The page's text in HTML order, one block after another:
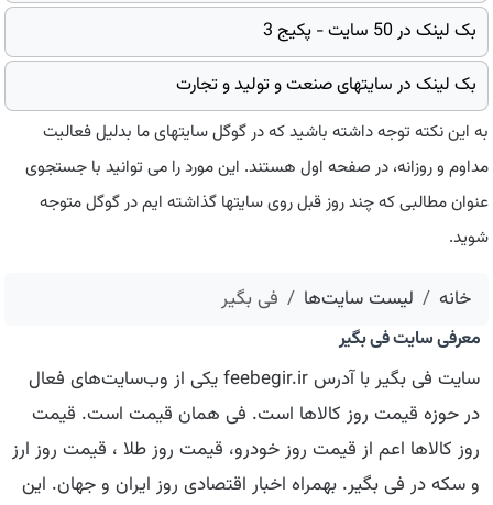
بک لینک در 50 سایت - پکیج 3
بک لینک در سایتهای صنعت و تولید و تجارت
به این نکته توجه داشته باشید که در گوگل سایتهای ما بدلیل فعالیت
مداوم و روزانه، در صفحه اول هستند. این مورد را می توانید با جستجوی
عنوان مطالبی که چند روز قبل روی سایتها گذاشته ایم در گوگل متوجه
شوید.
خانه لیست سایت‌ها فی بگیر
معرفی سایت فی بگیر
سایت فی بگیر با آدرس feebegir.ir یکی از وب‌سایت‌های فعال
در حوزه قیمت روز کالاها است. فی همان قیمت است. قیمت
روز کالاها اعم از قیمت روز خودرو، قیمت روز طلا ، قیمت روز ارز
و سکه در فی بگیر. بهمراه اخبار اقتصادی روز ایران و جهان. این